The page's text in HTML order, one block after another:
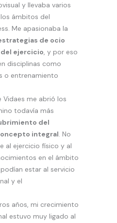
y llevaba varios
ámbitos del
Me apasionaba la
de ocio
ejercicio, y por eso
disciplinas como
o entrenamiento
Vidaes me abrió los
todavía más
del
integral. No
al ejercicio físico y al
en el ámbito
estar al servicio
y el
años, mi crecimiento
estuvo muy ligado al